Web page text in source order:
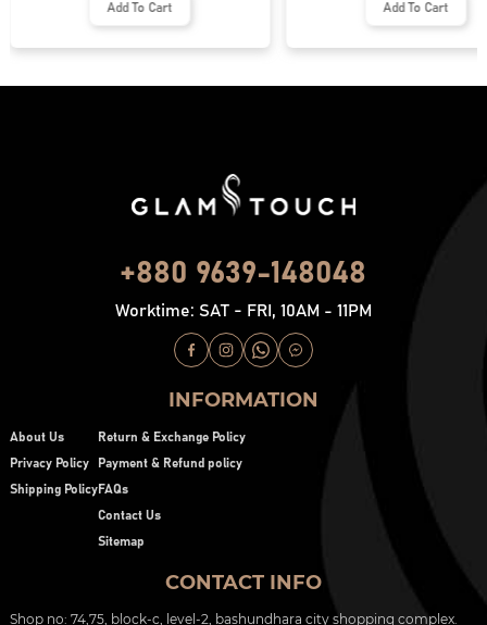
Add To Cart Add To Cart
+880 9639-148048
Worktime: SAT - FRI, 10AM - 11PM
INFORMATION
About Us
Privacy Policy
Shipping Policy
Return & Exchange Policy
Payment & Refund policy
FAQs
Contact Us
Sitemap
CONTACT INFO
Shop no: 74,75, block-c, level-2, bashundhara city shopping complex.